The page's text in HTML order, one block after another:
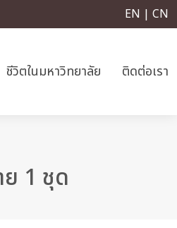
EN | CN
ชีวิตในมหาวิทยาลัย ติดต่อเรา
ย 1 ชุด